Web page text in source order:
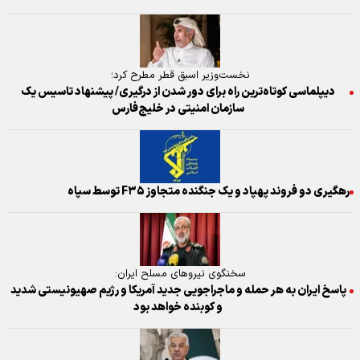
نخست‌وزیر اسبق قطر مطرح کرد؛
دیپلماسی کوتاه‌ترین راه برای دور شدن از درگیری/ پیشنهاد تاسیس یک
سازمان امنیتی در خلیج‌فارس
رهگیری دو فروند پهپاد و یک جنگنده متجاوز F۳۵ توسط سپاه
سخنگوی نیرو‌های مسلح ایران:
پاسخ ایران به هر حمله و ماجراجویی جدید آمریکا و رژیم صهیونیستی شدید
و کوبنده خواهد بود